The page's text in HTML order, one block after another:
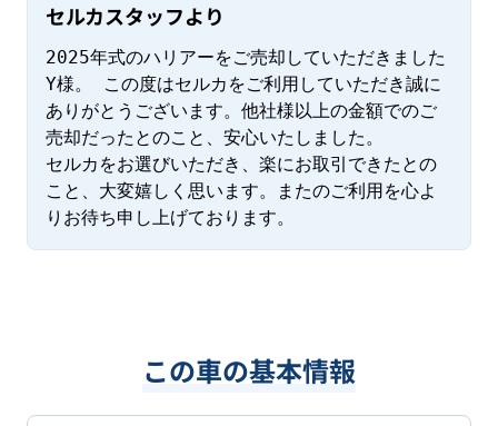
セルカスタッフより
2025年式のハリアーをご売却していただきました
Y様。 この度はセルカをご利用していただき誠に
ありがとうございます。他社様以上の金額でのご
売却だったとのこと、安心いたしました。
セルカをお選びいただき、楽にお取引できたとの
こと、大変嬉しく思います。またのご利用を心よ
りお待ち申し上げております。
この車の基本情報